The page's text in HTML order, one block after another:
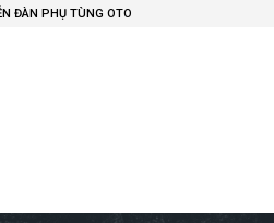
ĐÀN PHỤ TÙNG OTO